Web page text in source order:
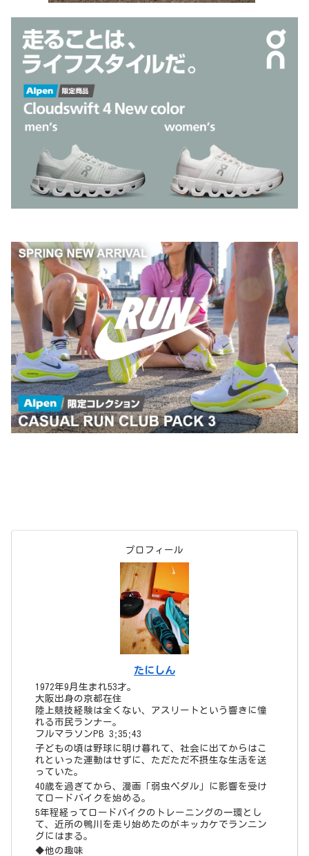
プロフィール
たにしん
1972年9月生まれ53才。
大阪出身の京都在住
陸上競技経験は全くない、アスリートという響きに憧
れる市民ランナー。
フルマラソンPB 3;35;43
子どもの頃は野球に明け暮れて、社会に出てからはこ
れといった運動はせずに、ただただ不摂生な生活を送
っていた。
40歳を過ぎてから、漫画「弱虫ペダル」に影響を受け
てロードバイクを始める。
5年程経ってロードバイクのトレーニングの一環とし
て、近所の鴨川を走り始めたのがキッカケでランニン
グにはまる。
◆他の趣味